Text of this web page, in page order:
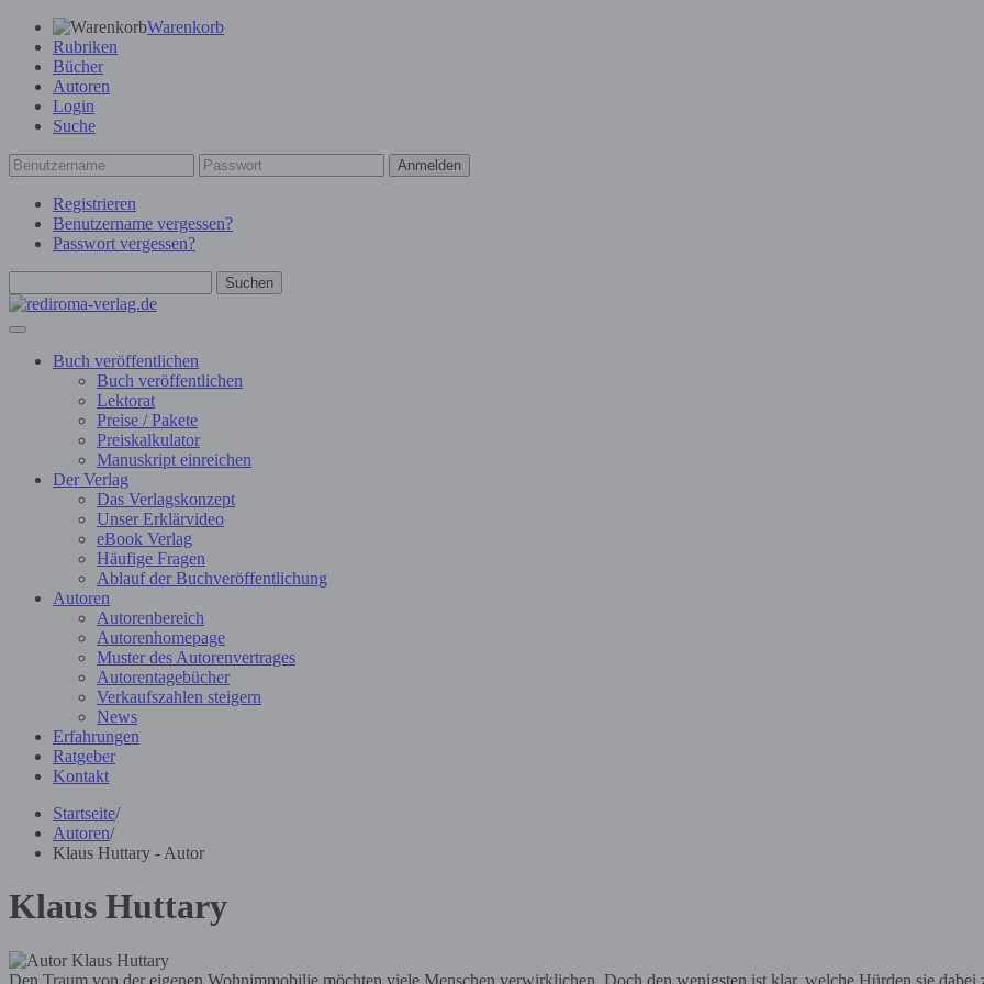
Warenkorb
Rubriken
Bücher
Autoren
Login
Suche
Anmelden
Registrieren
Benutzername vergessen?
Passwort vergessen?
Suchen
Buch veröffentlichen
Buch veröffentlichen
Lektorat
Preise / Pakete
Preiskalkulator
Manuskript einreichen
Der Verlag
Das Verlagskonzept
Unser Erklärvideo
eBook Verlag
Häufige Fragen
Ablauf der Buchveröffentlichung
Autoren
Autorenbereich
Autorenhomepage
Muster des Autorenvertrages
Autorentagebücher
Verkaufszahlen steigern
News
Erfahrungen
Ratgeber
Kontakt
Startseite/
Autoren/
Klaus Huttary - Autor
Klaus Huttary
Den Traum von der eigenen Wohnimmobilie möchten viele Menschen verwirklichen. Doch den wenigsten ist klar, welche Hürden sie